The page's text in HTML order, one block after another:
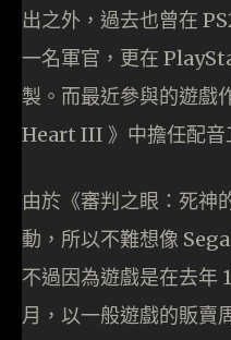
出之外，過去也曾在
一名軍官，更在
製。而最近參與的遊
Heart III 》中擔任配音
由於《審判之眼：死神
動，所以不難想像
不過因為遊戲是在去年
月，以一般遊戲的販賣